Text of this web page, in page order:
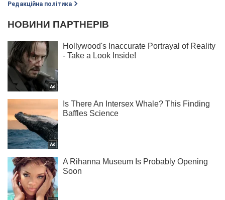
Редакційна політика